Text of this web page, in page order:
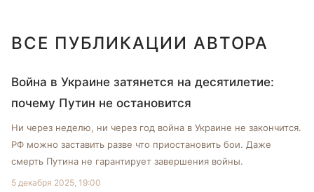
ВСЕ ПУБЛИКАЦИИ АВТОРА
Война в Украине затянется на десятилетие:
почему Путин не остановится
Ни через неделю, ни через год война в Украине не закончится.
РФ можно заставить разве что приостановить бои. Даже
смерть Путина не гарантирует завершения войны.
5 декабря 2025, 19:00